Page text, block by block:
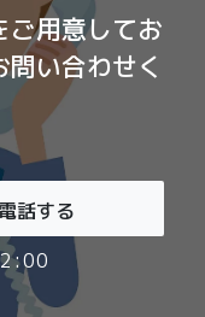
ご用意してお
い合わせく
話する